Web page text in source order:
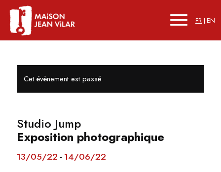
FR EN
Cet évènement est passé
Studio Jump
Exposition photographique
13/05/22 - 14/06/22